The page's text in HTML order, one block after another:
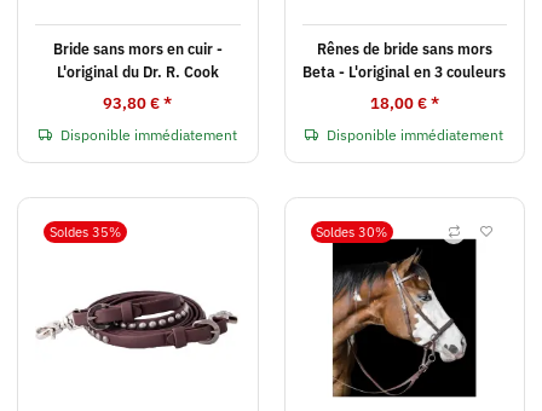
Bride sans mors en cuir -
L'original du Dr. R. Cook
93,80 €*
Disponible immédiatement
Rênes de bride sans mors
Beta - L'original en 3 couleurs
18,00 €*
Disponible immédiatement
Soldes 35% Soldes 30%